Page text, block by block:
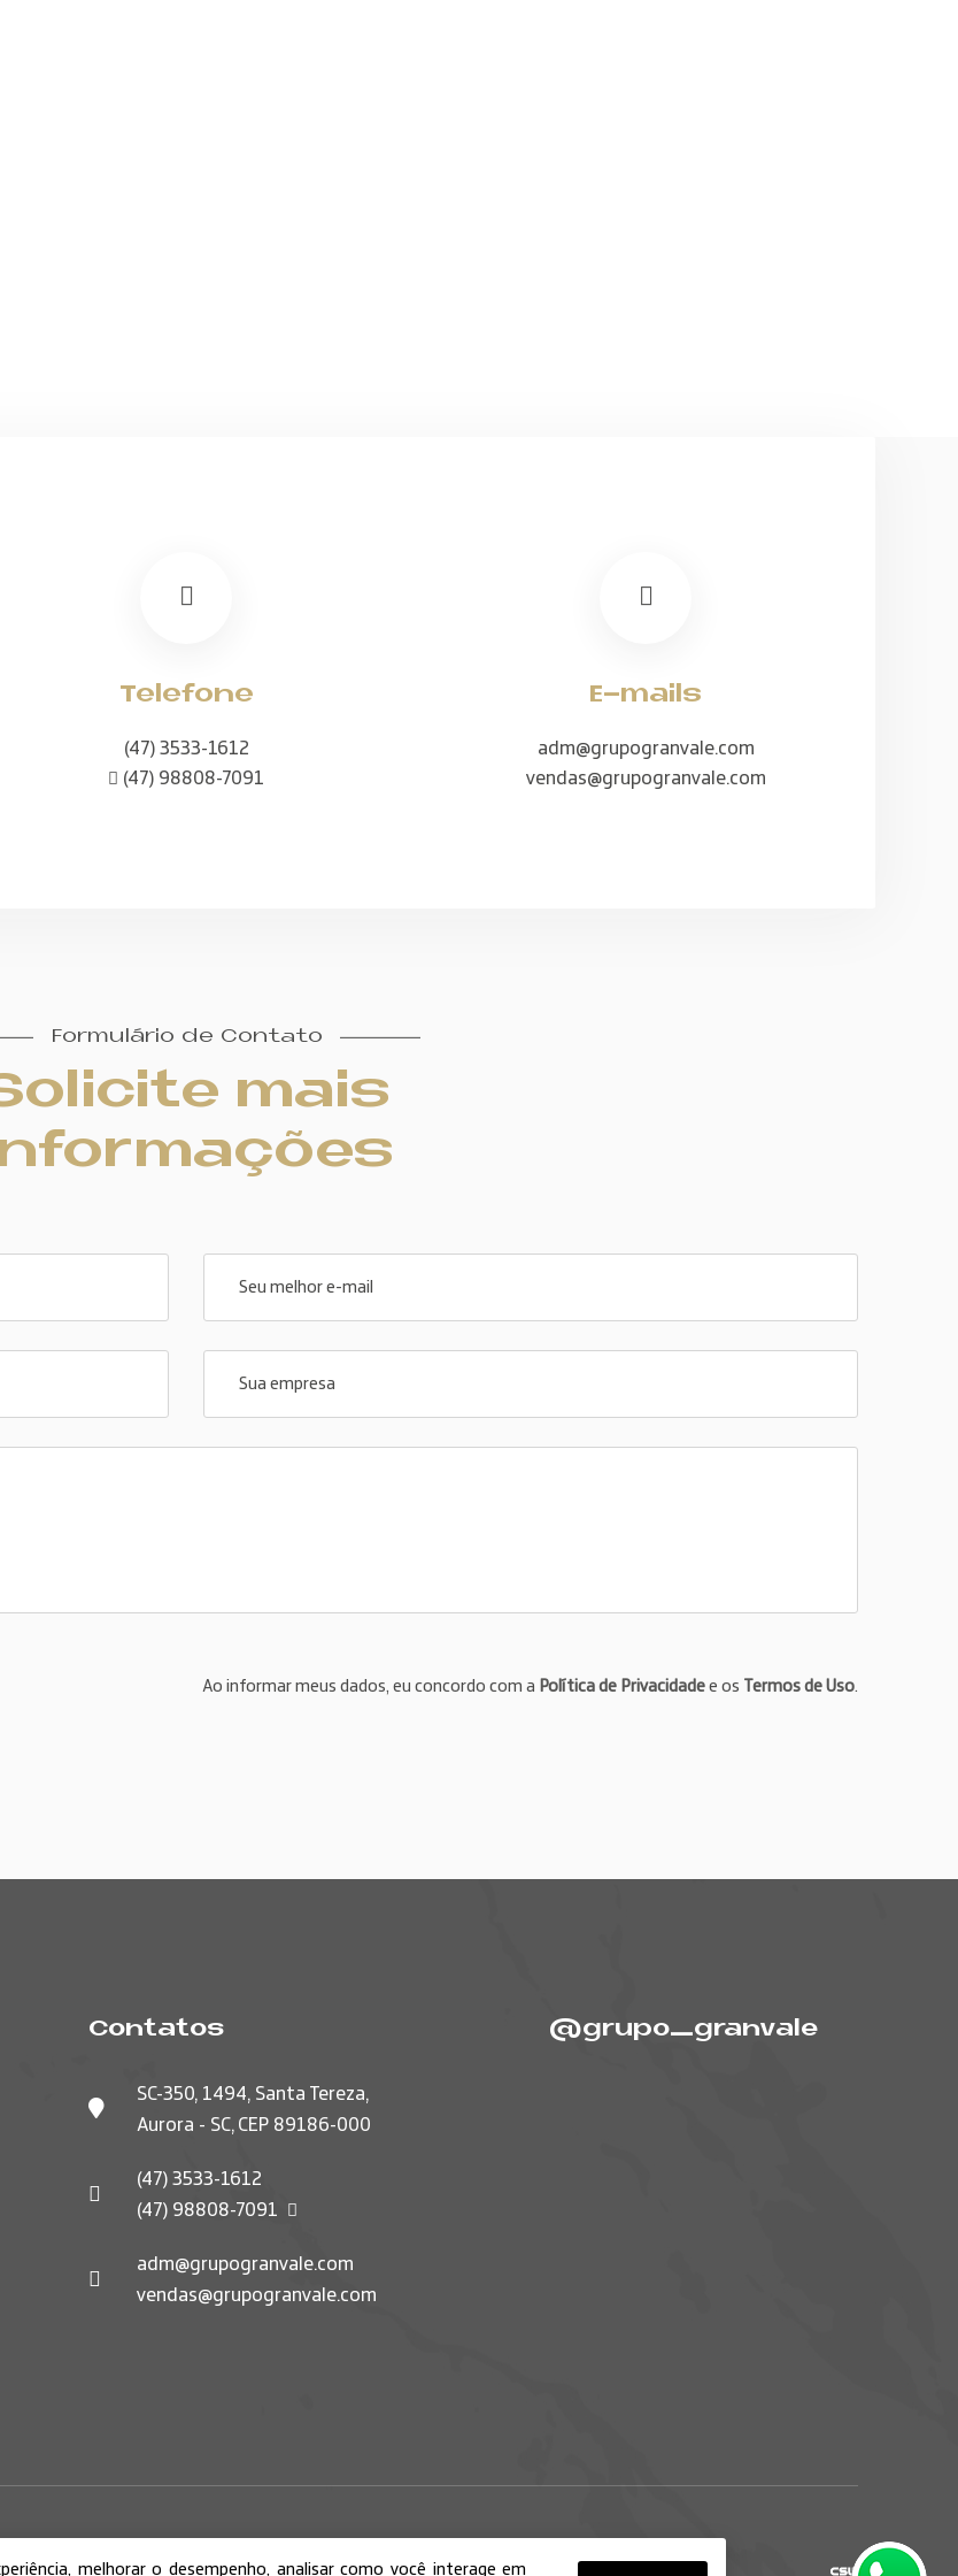
Telefone
(47) 3533-1612
(47) 98808-7091
E-mails
adm@grupogranvale.com
vendas@grupogranvale.com
Formulário de Contato
mais
Ao informar meus dados, eu concordo com a Política de Privacidadee os Termos de Uso.
melhorar o desempenho, analisar como você interage em
Contatos
SC-350, 1494, Santa Tereza,
Aurora - SC, CEP 89186-000
(47) 3533-1612
(47) 98808-7091
adm@grupogranvale.com
vendas@grupogranvale.com
@grupo_granvale
de Privacidade Termos de Uso